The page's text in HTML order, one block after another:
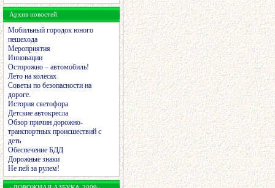
Архив новостей
Мобильный городок юного
пешехода
Мероприятия
Инновации
Осторожно – автомобиль!
Лето на колесах
Советы по безопасности на
дороге.
История светофора
Детские автокресла
Обзор причин дорожно-
транспортных происшествий с
деть
Обеспечение БДД
Дорожные знаки
Не пей за рулем!